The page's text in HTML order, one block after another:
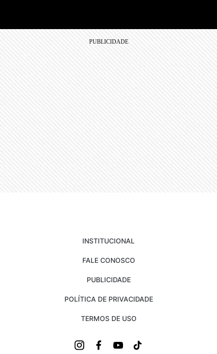
INSTITUCIONAL
FALE CONOSCO
PUBLICIDADE
POLÍTICA DE PRIVACIDADE
TERMOS DE USO